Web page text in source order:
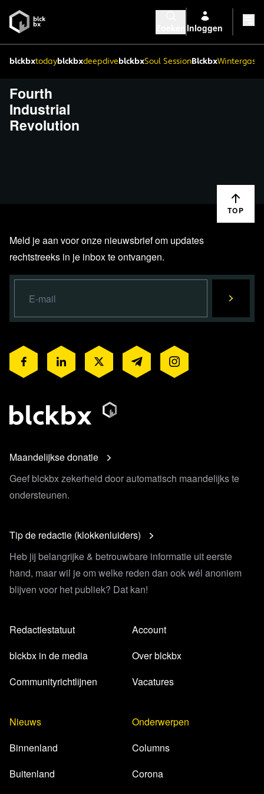
Inloggen
blckbxtodayblckbxdeepdiveblckbxSoul SessionBlckbx
Fourth
Industrial
Revolution
TOP
Meld je aan voor onze nieuwsbrief om updates
rechtstreeks in je inbox te ontvangen.
Maandelijkse donatie
Geef blckbx zekerheid door automatisch maandelijks te
ondersteunen.
Tip de redactie (klokkenluiders)
Heb jij belangrijke & betrouwbare informatie uit eerste
hand, maar wil je om welke reden dan ook wél anoniem
blijven voor het publiek? Dat kan!
Redactiestatuut
blckbx in de media
Communityrichtlijnen
Account
Over blckbx
Vacatures
Nieuws
Binnenland
Buitenland
Onderwerpen
Columns
Corona